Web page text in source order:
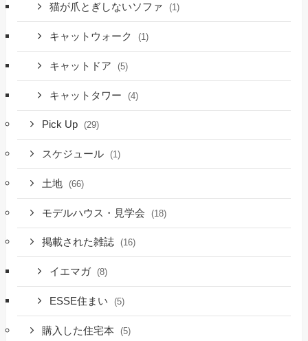
猫が爪とぎしないソファ (1)
キャットウォーク (1)
キャットドア (5)
キャットタワー (4)
Pick Up (29)
スケジュール (1)
土地 (66)
モデルハウス・見学会 (18)
掲載された雑誌 (16)
イエマガ (8)
ESSE住まい (5)
購入した住宅本 (5)